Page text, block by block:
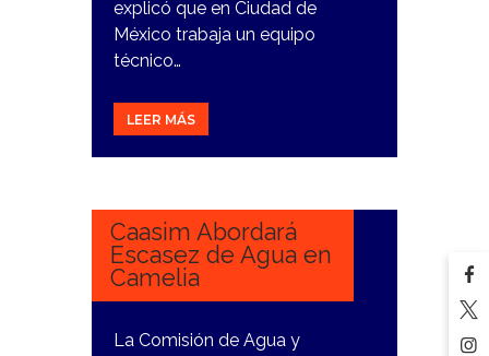
explicó que en Ciudad de
México trabaja un equipo
técnico…
LEER MÁS
12
Caasim Abordará
Escasez de Agua en
Camelia
La Comisión de Agua y